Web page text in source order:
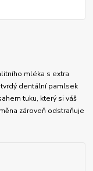
mléka s extra
dentální pamlsek
tuku, který si váš
zároveň odstraňuje